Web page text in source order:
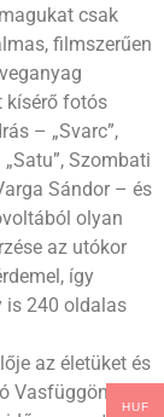
csak
filmszerűen
kísérő fotós
– „Svarc”,
Szombati
Sándor – és
olyan
az utókor
így
is 240 oldalas
az életüket és
Vasfüggöny
HUF